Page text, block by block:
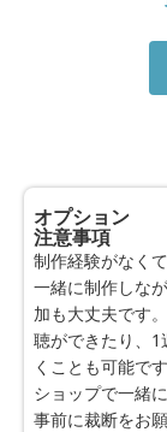
オプション
注意事項
制作経験がなく
一緒に制作しな
加も大丈夫です
聴ができたり、
くことも可能で
ショップで一緒
事前に裁断をお